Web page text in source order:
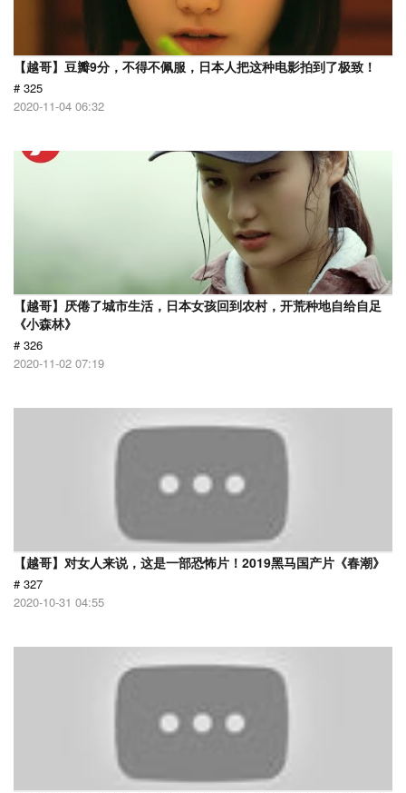
【越哥】豆瓣9分，不得不佩服，日本人把这种电影拍到了极致！
# 325
2020-11-04 06:32
【越哥】厌倦了城市生活，日本女孩回到农村，开荒种地自给自足
《小森林》
# 326
2020-11-02 07:19
【越哥】对女人来说，这是一部恐怖片！2019黑马国产片《春潮》
# 327
2020-10-31 04:55